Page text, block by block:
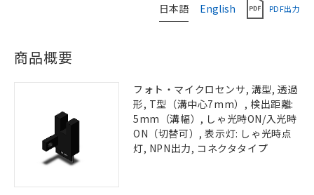
日本語 English PDF出力
商品概要
フォト・マイクロセンサ, 溝型, 透過
形, T型（溝中心7mm）, 検出距離:
5mm（溝幅）, しゃ光時ON/入光時
ON（切替可）, 表示灯: しゃ光時点
灯, NPN出力, コネクタタイプ